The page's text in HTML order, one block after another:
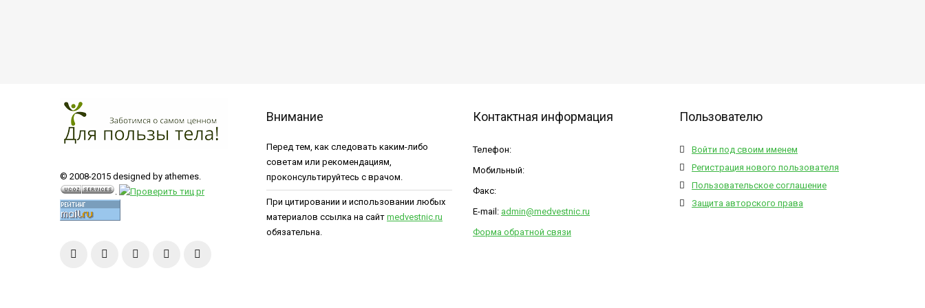
© 2008-2015 designed by athemes.
.
Внимание
Перед тем, как следовать каким-либо
советам или рекомендациям,
проконсультируйтесь с врачом.
При цитировании и использовании любых
материалов ссылка на сайт medvestnic.ru
обязательна.
Контактная информация
Телефон:
Мобильный:
Факс:
E-mail: admin@medvestnic.ru
Форма обратной связи
Пользователю
Войти под своим именем
Регистрация нового пользователя
Пользовательское соглашение
Защита авторского права